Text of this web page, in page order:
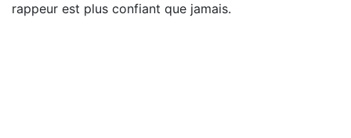
rappeur est plus confiant que jamais.